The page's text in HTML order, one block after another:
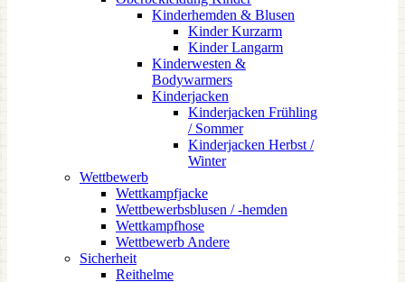
Kinderhemden & Blusen
Kinder Kurzarm
Kinder Langarm
Kinderwesten &
Bodywarmers
Kinderjacken
Kinderjacken Frühling
/ Sommer
Kinderjacken Herbst /
Winter
Wettbewerb
Wettkampfjacke
Wettbewerbsblusen / -hemden
Wettkampfhose
Wettbewerb Andere
Sicherheit
Reithelme